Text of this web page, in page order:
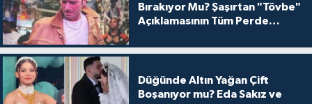
Bırakıyor Mu? Şaşırtan "Tövbe"
Açıklamasının Tüm Perde
Düğünde Altın Yağan Çift
Boşanıyor mu? Eda Sakız ve